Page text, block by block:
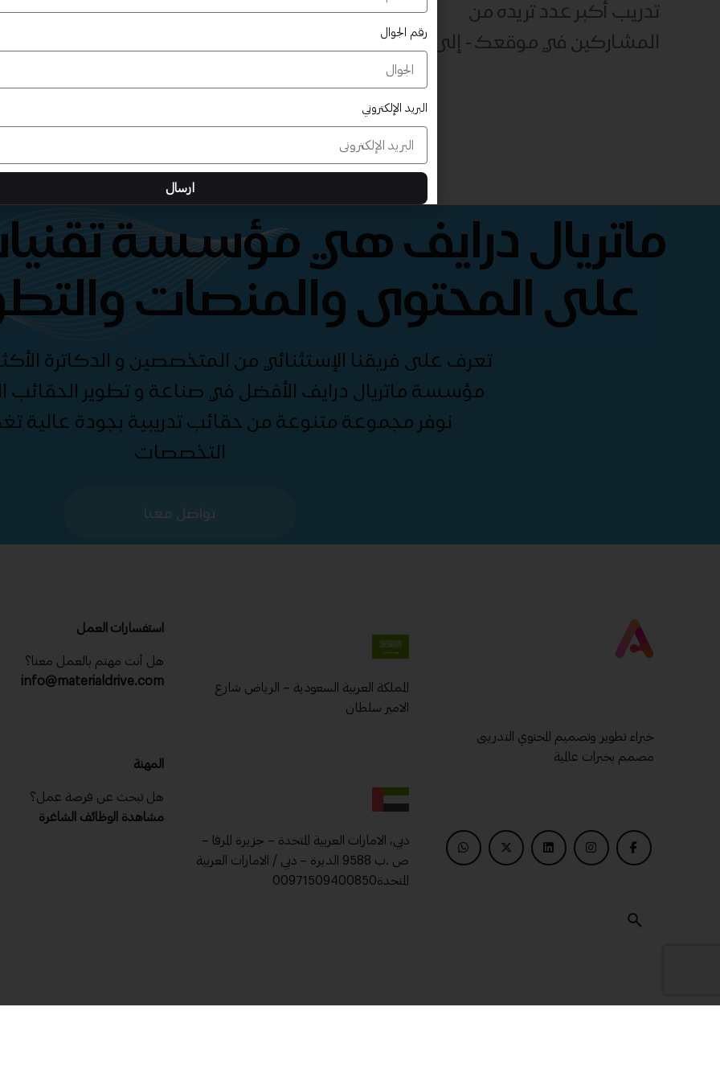
تدريب أكبر عدد تريده من
المشاركين في موقعك - ​​إلى الأبد!
ماتريال درايف هي مؤسسة
على المحتوى والمنصات
تعرف على فريقنا الإستثنائي من المتخصصين و الدكاترة
مؤسسة ماتريال درايف الأفضل في صناعة و تطوير الحقائب
نوفر مجموعة متنوعة من حقائب تدريبية بجودة عالية
التخصصات
تواصل معنا
خبراء تطوير وتصميم المحتوي التدريبى
مصمم بخبرات عالمية
المملكة العربية السعودية – الرياض شارع
الامير سلطان
دبي، الامارات العربية المتحدة – جزيرة المرفا –
ص .ب 9588 الديرة – دبي / الامارات العربية
المتحدة00971509400850
استفسارات العمل
هل أنت مهتم بالعمل معنا؟
info@materialdrive.com
المهنة
هل تبحث عن فرصة عمل؟
مشاهدة الوظائف الشاغرة
رقم الجوال
البريد الإلكتروني
ارسال